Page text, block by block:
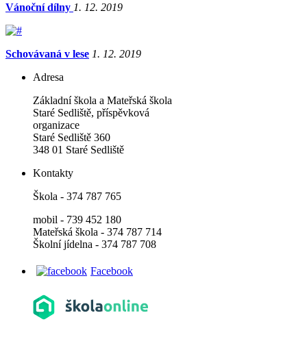
Vánoční dílny 1. 12. 2019
Schovávaná v lese 1. 12. 2019
Adresa
Základní škola a Mateřská škola
Staré Sedliště, příspěvková
organizace
Staré Sedliště 360
348 01 Staré Sedliště
Kontakty
Škola - 374 787 765
mobil - 739 452 180
Mateřská škola - 374 787 714
Školní jídelna - 374 787 708
Facebook